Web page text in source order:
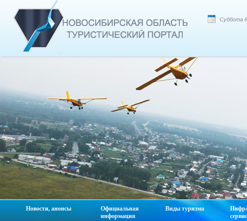
Суббота 8
Новости, анонсы
Официальная
информация
Виды туризма
сервис